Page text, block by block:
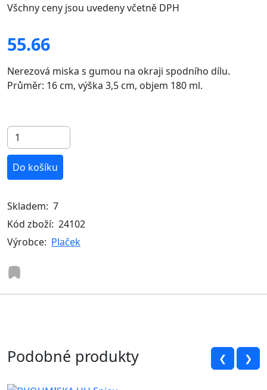
Všchny ceny jsou uvedeny včetně DPH
55.66
Nerezová miska s gumou na okraji spodního dílu.
Průměr: 16 cm, výška 3,5 cm, objem 180 ml.
Do košíku
Skladem: 7
Kód zboží: 24102
Výrobce: Plaček
Podobné produkty ❮ ❯